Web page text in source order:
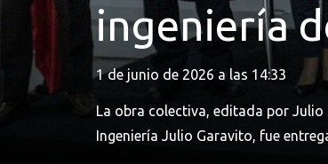
ingeniería
1 de junio de 2026 a las 14:33
La obra colectiva, editada por Julio
Ingeniería Julio Garavito, fue